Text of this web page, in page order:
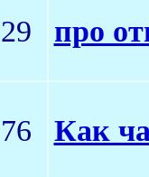
29 про
76 Как